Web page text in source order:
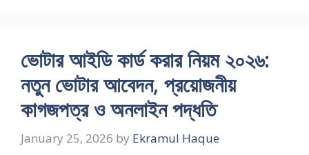
ভোটার আইডি কার্ড করার নিয়ম ২০২৬:
নতুন ভোটার আবেদন, প্রয়োজনীয়
কাগজপত্র ও অনলাইন পদ্ধতি
January 25, 2026 by Ekramul Haque